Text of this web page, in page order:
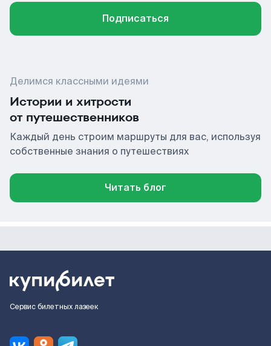
Подписаться
Делимся классными идеями
Истории и хитрости
от путешественников
Каждый день строим маршруты для вас, используя
собственные знания о путешествиях
Читать блог
Сервис билетных лазеек